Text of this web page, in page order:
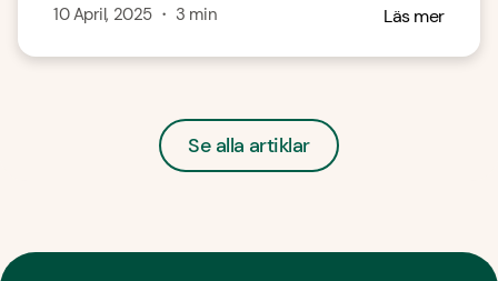
10 April, 2025・ 3 min Läs mer
Se alla artiklar